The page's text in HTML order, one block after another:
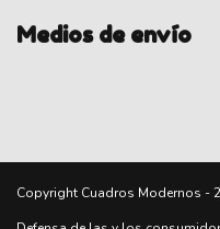
Medios de envío
Copyright Cuadros Modernos -